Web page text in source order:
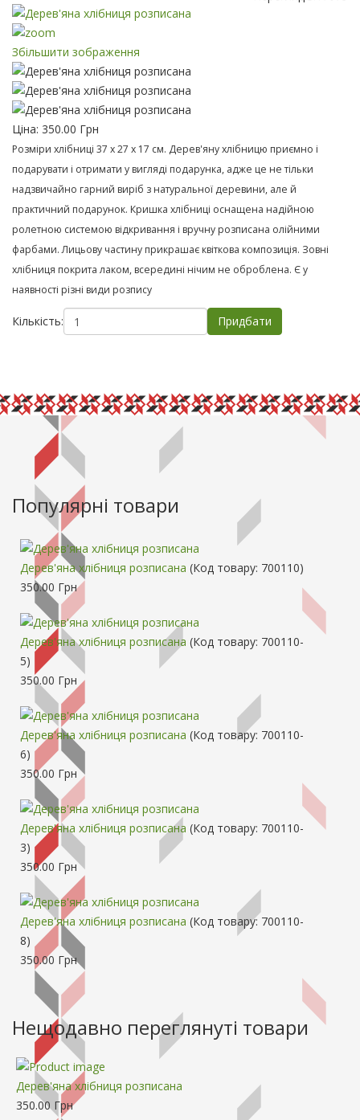
Збільшити зображення
Ціна: 350.00 Грн
Розміри хлібниці 37 х 27 х 17 см. Дерев'яну хлібницю приємно і
подарувати і отримати у вигляді подарунка, адже це не тільки
надзвичайно гарний виріб з натуральної деревини, але й
практичний подарунок. Кришка хлібниці оснащена надійною
ролетною системою відкривання і вручну розписана олійними
фарбами. Лицьову частину прикрашає квіткова композиція. Зовні
хлібниця покрита лаком, всередині нічим не оброблена. Є у
наявності різні види розпису
Кількість:
Популярні товари
Дерев'яна хлібниця розписана (Код товару: 700110)
350.00 Грн
Дерев'яна хлібниця розписана (Код товару: 700110-
5)
350.00 Грн
Дерев'яна хлібниця розписана (Код товару: 700110-
6)
350.00 Грн
Дерев'яна хлібниця розписана (Код товару: 700110-
3)
350.00 Грн
Дерев'яна хлібниця розписана (Код товару: 700110-
8)
350.00 Грн
Нещодавно переглянуті товари
Дерев'яна хлібниця розписана
350.00 Грн